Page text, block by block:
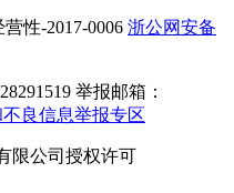
营性-2017-0006 浙公网安备
举报邮箱：
良信息举报专区
限公司授权许可